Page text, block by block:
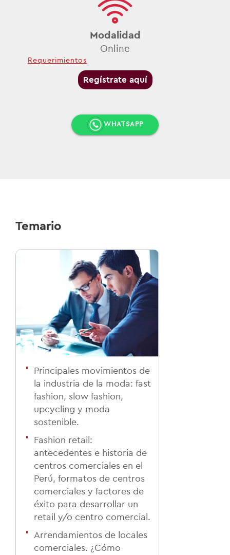
Modalidad
Online
Requerimientos
Regístrate aquí
WHATSAPP
Temario
Principales movimientos de
la industria de la moda: fast
fashion, slow fashion,
upcycling y moda
sostenible.
Fashion retail:
antecedentes e historia de
centros comerciales en el
Perú, formatos de centros
comerciales y factores de
éxito para desarrollar un
retail y/o centro comercial.
Arrendamientos de locales
comerciales. ¿Cómo